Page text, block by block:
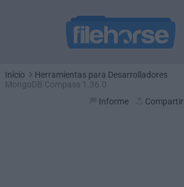
Inicio
Herramientas para Desarrolladores
MongoDB Compass 1.36.0
Informe
Compartir